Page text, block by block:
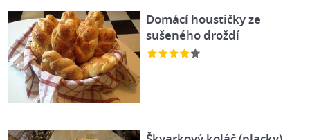
Domácí houstičky ze
sušeného droždí